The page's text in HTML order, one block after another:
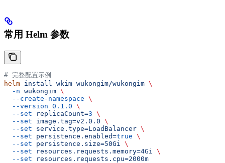
常用 Helm 参数
# 完整配置示例
helm install wkim wukongim/wukongim \
  -n
wukongim \
  --create-namespace
\
  --version
0.1.0 \
  --set
replicaCount=3 \
  --set
image.tag=v2.0.0 \
  --set
service.type=LoadBalancer \
  --set
persistence.enabled=true \
  --set
persistence.size=50Gi
\
  --set
resources.requests.memory=4Gi
\
  --set
resources.requests.cpu=2000m